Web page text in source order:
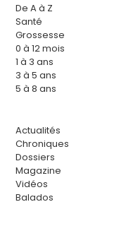
De A à Z
Santé
Grossesse
0 à 12 mois
1 à 3 ans
3 à 5 ans
5 à 8 ans
Actualités
Chroniques
Dossiers
Magazine
Vidéos
Balados